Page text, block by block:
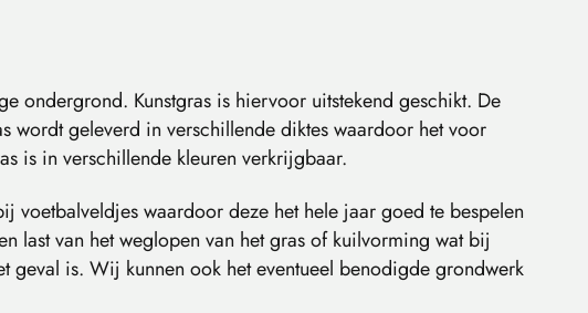
ondergrond. Kunstgras is hiervoor uitstekend geschikt. De
wordt geleverd in verschillende diktes waardoor het voor
is in verschillende kleuren verkrijgbaar.
voetbalveldjes waardoor deze het hele jaar goed te bespelen
last van het weglopen van het gras of kuilvorming wat bij
geval is. Wij kunnen ook het eventueel benodigde grondwerk